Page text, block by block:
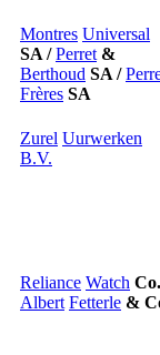
Montres Universal
SA /Perret &
Berthoud SA /
Frères SA
Zurel Uurwerken
B.V.
Reliance Watch
Albert Fetterle &